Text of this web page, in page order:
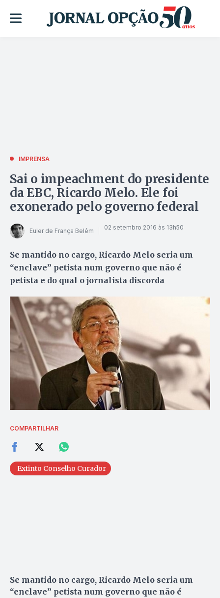
IMPRENSA
Sai o impeachment do presidente
da EBC, Ricardo Melo. Ele foi
exonerado pelo governo federal
Euler de França Belém 02 setembro 2016 às 13h50
Se mantido no cargo, Ricardo Melo seria um
“enclave” petista num governo que não é
petista e do qual o jornalista discorda
COMPARTILHAR
Extinto Conselho Curador
Se mantido no cargo, Ricardo Melo seria um
“enclave” petista num governo que não é